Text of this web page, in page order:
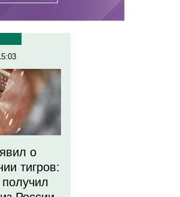
о
тигров:
получил